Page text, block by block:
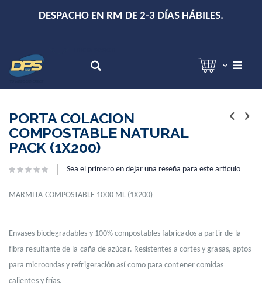
DESPACHO EN RM DE 2-3 DÍAS HÁBILES.
to
the
end
of
the
images
to
the
beginning
of
the
images
PORTA COLACION
COMPOSTABLE NATURAL
PACK (1X200)
Sea el primero en dejar una reseña para este artículo
MARMITA COMPOSTABLE 1000 ML (1X200)
Envases biodegradables y 100% compostables fabricados a partir de la
fibra resultante de la caña de azúcar. Resistentes a cortes y grasas, aptos
para microondas y refrigeración así como para contener comidas
calientes y frías.